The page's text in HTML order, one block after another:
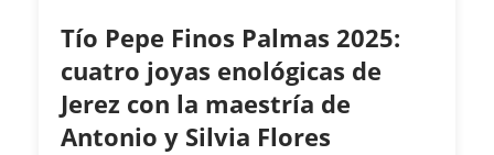
Tío Pepe Finos Palmas 2025:
cuatro joyas enológicas de
Jerez con la maestría de
Antonio y Silvia Flores